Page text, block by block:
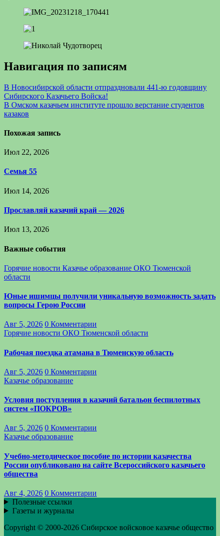
Навигация по записям
В Новосибирской области отпраздновали 441-ю годовщину
Сибирского Казачьего Войска!
В Омском казачьем институте прошло верстание студентов
казаков
Похожая запись
Июл 22, 2026
Семья 55
Июл 14, 2026
Прославляй казачий край — 2026
Июл 13, 2026
Важные события
Горячие новости Казачье образование ОКО Тюменской
области
Юные ишимцы получили уникальную возможность задать
вопросы Герою России
Авг 5, 2026 0 Комментарии
Горячие новости ОКО Тюменской области
Рабочая поездка атамана в Тюменскую область
Авг 5, 2026 0 Комментарии
Казачье образование
Условия поступления в казачий батальон беспилотных
систем «ПОКРОВ»
Авг 5, 2026 0 Комментарии
Казачье образование
Учебно-методическое пособие по истории казачества
России опубликовано на сайте Всероссийского казачьего
общества
Авг 4, 2026 0 Комментарии
Полезные ссылки
Газеты и журналы
Copyright © 2000-2026 Сибирское войсковое казачье общество